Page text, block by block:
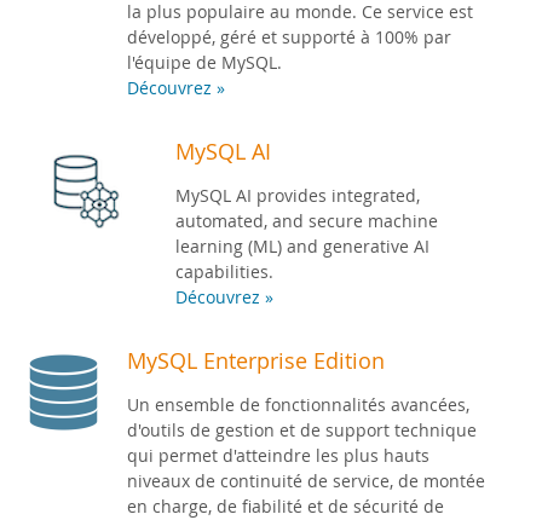
la plus populaire au monde. Ce service est
développé, géré et supporté à 100% par
l'équipe de MySQL.
Découvrez »
MySQL AI
MySQL AI provides integrated,
automated, and secure machine
learning (ML) and generative AI
capabilities.
Découvrez »
MySQL Enterprise Edition
Un ensemble de fonctionnalités avancées,
d'outils de gestion et de support technique
qui permet d'atteindre les plus hauts
niveaux de continuité de service, de montée
en charge, de fiabilité et de sécurité de